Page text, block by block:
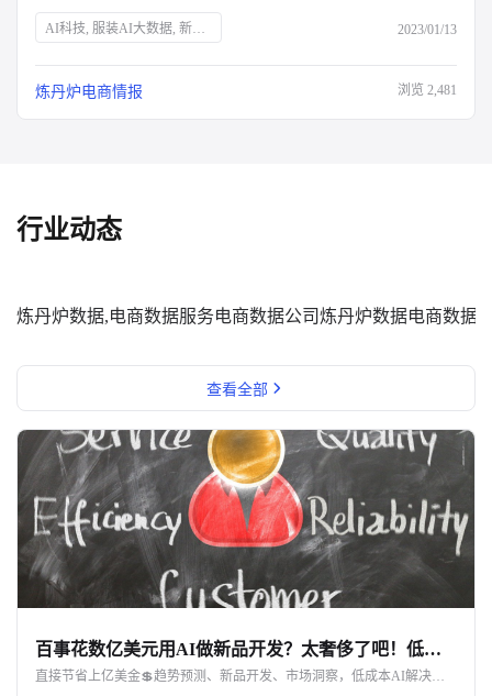
AI科技, 服装AI大数据, 新消费品牌, Z世代, 新中产, 银发经济, 宅经济, 户外经济, 情绪消费, 短视频营销, 直播营销, 登山, 垂钓, 露营, 滑雪, 防疫政策, 保健意识, 宠物经济, 国货崛起 2023/01/13
炼丹炉电商情报 浏览 2,481
行业动态
炼丹炉数据,电商数据服务电商数据公司炼丹炉数据电商数据
查看全部
百事花数亿美元用AI做新品开发？太奢侈了吧！低成本AI解决方案在这里-杭州知衣科技
直接节省上亿美金💲趋势预测、新品开发、市场洞察，低成本AI解决方案看这里